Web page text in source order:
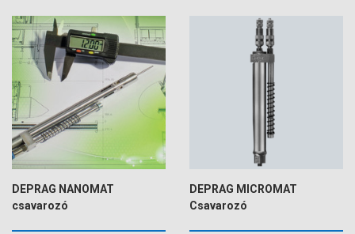
DEPRAG NANOMAT
csavarozó
DEPRAG MICROMAT
Csavarozó